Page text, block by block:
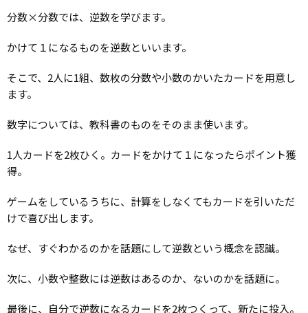
分数×分数では、逆数を学びます。
かけて１になるものを逆数といいます。
そこで、2人に1組、数枚の分数や小数のかいたカードを用意し
ます。
数字については、教科書のものをそのまま使います。
1人カードを2枚ひく。カードをかけて１になったらポイント獲
得。
ゲームをしているうちに、計算をしなくてもカードを引いただ
けで喜び出します。
なぜ、すぐわかるのかを話題にして逆数という概念を認識。
次に、小数や整数には逆数はあるのか、ないのかを話題に。
最後に、自分で逆数になるカードを2枚つくって、新たに投入。